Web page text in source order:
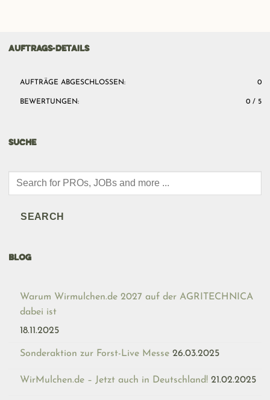
AUFTRAGS-DETAILS
AUFTRÄGE ABGESCHLOSSEN: 0
BEWERTUNGEN: 0 / 5
SUCHE
Products
SEARCH
BLOG
Warum Wirmulchen.de 2027 auf der AGRITECHNICA
dabei ist
18.11.2025
Sonderaktion zur Forst-Live Messe 26.03.2025
WirMulchen.de – Jetzt auch in Deutschland! 21.02.2025